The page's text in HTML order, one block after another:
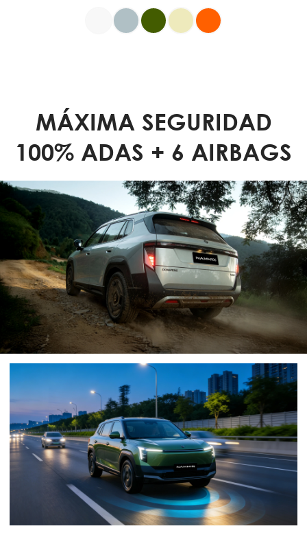
MÁXIMA SEGURIDAD
100% ADAS + 6 AIRBAGS